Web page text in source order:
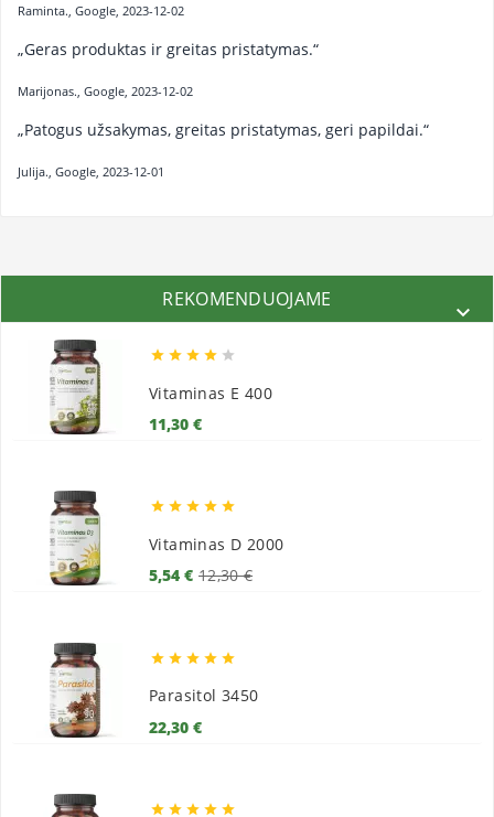
Raminta., Google, 2023-12-02
„Geras produktas ir greitas pristatymas.“
Marijonas., Google, 2023-12-02
„Patogus užsakymas, greitas pristatymas, geri papildai.“
Julija., Google, 2023-12-01
REKOMENDUOJAME

    
Vitaminas E 400
11,30 €Kaina
    
Vitaminas D 2000
5,54 € 12,30 €
    
Parasitol 3450
22,30 €Kaina
    